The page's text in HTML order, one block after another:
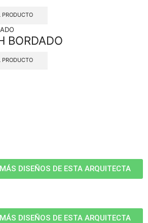
PRODUCTO
BORDADO
PRODUCTO
DISEÑOS DE ESTA ARQUITECTA
DISEÑOS DE ESTA ARQUITECTA